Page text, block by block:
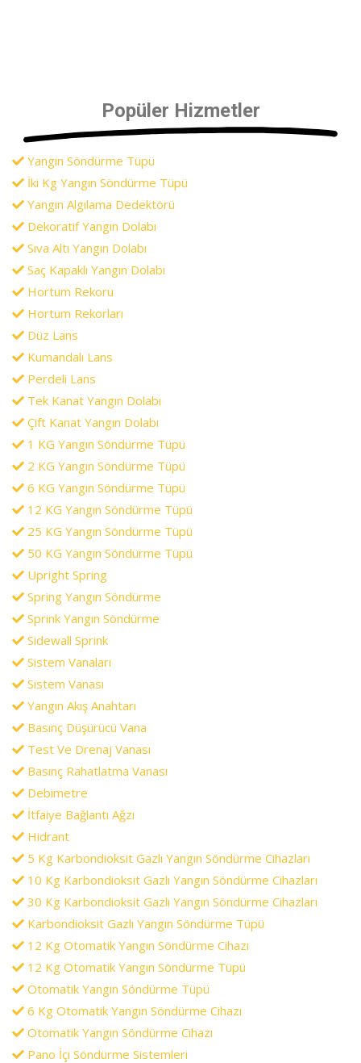
Popüler Hizmetler
Yangın Söndürme Tüpü
İki Kg Yangın Söndürme Tüpü
Yangın Algılama Dedektörü
Dekoratif Yangın Dolabı
Sıva Altı Yangın Dolabı
Saç Kapaklı Yangın Dolabı
Hortum Rekoru
Hortum Rekorları
Düz Lans
Kumandalı Lans
Perdeli Lans
Tek Kanat Yangın Dolabı
Çift Kanat Yangın Dolabı
1 KG Yangın Söndürme Tüpü
2 KG Yangın Söndürme Tüpü
6 KG Yangın Söndürme Tüpü
12 KG Yangın Söndürme Tüpü
25 KG Yangın Söndürme Tüpü
50 KG Yangın Söndürme Tüpü
Upright Spring
Spring Yangın Söndürme
Sprink Yangın Söndürme
Sidewall Sprink
Sistem Vanaları
Sistem Vanası
Yangın Akış Anahtarı
Basınç Düşürücü Vana
Test Ve Drenaj Vanası
Basınç Rahatlatma Vanası
Debimetre
İtfaiye Bağlantı Ağzı
Hidrant
5 Kg Karbondioksit Gazlı Yangın Söndürme Cihazları
10 Kg Karbondioksit Gazlı Yangın Söndürme Cihazları
30 Kg Karbondioksit Gazlı Yangın Söndürme Cihazları
Karbondioksit Gazlı Yangın Söndürme Tüpü
12 Kg Otomatik Yangın Söndürme Cihazı
12 Kg Otomatik Yangın Söndürme Tüpü
Otomatik Yangın Söndürme Tüpü
6 Kg Otomatik Yangın Söndürme Cihazı
Otomatik Yangın Söndürme Cihazı
Pano İçi Söndürme Sistemleri